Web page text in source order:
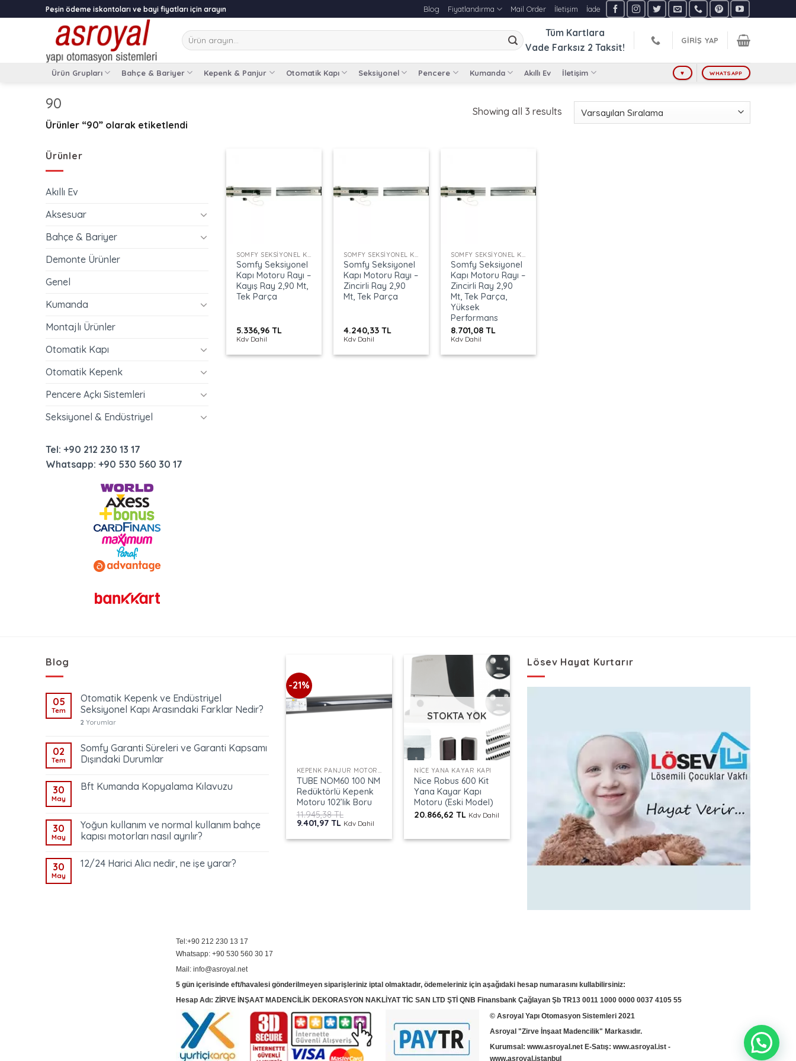
to
Peşin ödeme iskontoları ve bayi fiyatları için arayın Blog Fiyatlandırma Mail Order İletişim İade
Ara:
Tüm Kartlara
Vade Farksız 2 Taksit!
GIRIŞ YAP
Ürün Grupları Bahçe & Bariyer Kepenk & Panjur Otomatik Kapı Seksiyonel Pencere Kumanda Akıllı Ev İletişim ♥ WHATSAPP
90
Ürünler “90” olarak etiketlendi
Showing all 3 results
Ürünler
Akıllı Ev
Aksesuar
Bahçe & Bariyer
Demonte Ürünler
Genel
Kumanda
Montajlı Ürünler
Otomatik Kapı
Otomatik Kepenk
Pencere Açkı Sistemleri
Seksiyonel & Endüstriyel
Tel: +90 212 230 13 17
Whatsapp: +90 530 560 30 17
Somfy Seksiyonel
Kapı Motoru Rayı –
Kayış Ray 2,90 Mt,
Tek Parça
5.336,96TL
Kdv Dahil
Somfy Seksiyonel
Kapı Motoru Rayı –
Zincirli Ray 2,90
Mt, Tek Parça
4.240,33TL
Kdv Dahil
Somfy Seksiyonel
Kapı Motoru Rayı –
Zincirli Ray 2,90
Mt, Tek Parça,
Yüksek
Performans
8.701,08TL
Kdv Dahil
Blog
05
Tem
Otomatik Kepenk ve Endüstriyel
Seksiyonel Kapı Arasındaki Farklar Nedir?
2 Yorumlar
02
Tem
Somfy Garanti Süreleri ve Garanti Kapsamı
Dışındaki Durumlar
30
May
Bft Kumanda Kopyalama Kılavuzu
30
May
Yoğun kullanım ve normal kullanım bahçe
kapısı motorları nasıl ayrılır?
30
May
12/24 Harici Alıcı nedir, ne işe yarar?
-21%
KEPENK PANJUR MOTORLARI
TUBE NOM60 100 NM
Redüktörlü Kepenk
Motoru 102’lik Boru
11.945,38TL
Orijinal
11.945,38 TL.
9.401,97 TLŞu
fiyat:
Kdv Dahil
+
STOKTA YOK
NICE YANA KAYAR KAPI
Nice Robus 600 Kit
Yana Kayar Kapı
Motoru (Eski Model)
20.866,62TL Kdv Dahil
Lösev Hayat Kurtarır
Tel:+90 212 230 13 17
Whatsapp: +90 530 560 30 17
Mail: info@asroyal.net
5 gün içerisinde eft/havalesi gönderilmeyen siparişleriniz iptal olmaktadır, ödemeleriniz için aşağıdaki hesap numarasını kullabilirsiniz:
Hesap Adı: ZİRVE İNŞAAT MADENCİLİK DEKORASYON NAKLİYAT TİC SAN LTD ŞTİ QNB Finansbank Çağlayan Şb TR13 0011 1000 0000 0037 4105 55
© Asroyal Yapı Otomasyon Sistemleri 2021
Asroyal "Zirve İnşaat Madencilik" Markasıdır.
Kurumsal: www.asroyal.net E-Satış: www.asroyal.ist -
www.asroyal.istanbul